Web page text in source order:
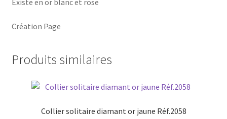
Existe en or blanc et rose
Création Page
Produits similaires
Collier solitaire diamant or jaune Réf.2058